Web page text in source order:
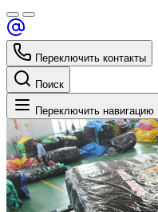
Переключить контакты
Поиск
Переключить навигацию